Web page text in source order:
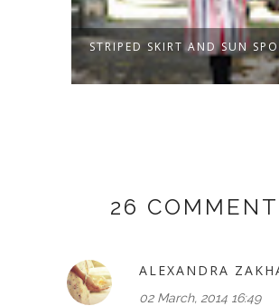
STRIPED SKIRT AND SUN
26
ALEXANDRA
02 March, 2014 16:49